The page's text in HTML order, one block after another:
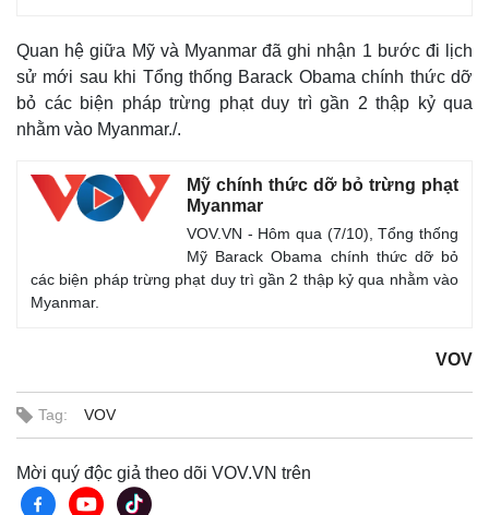
Thể thao
Thế giới thể thao
eSports
Ô tô - Xe máy
Ô tô
Xe máy
Tư vấn
Quan hệ giữa Mỹ và Myanmar đã ghi nhận 1 bước đi lịch
sử mới sau khi Tổng thống Barack Obama chính thức dỡ
bỏ các biện pháp trừng phạt duy trì gần 2 thập kỷ qua
nhằm vào Myanmar./.
Mỹ chính thức dỡ bỏ trừng phạt
Myanmar
VOV.VN - Hôm qua (7/10), Tổng thống
Mỹ Barack Obama chính thức dỡ bỏ
các biện pháp trừng phạt duy trì gần 2 thập kỷ qua nhằm vào
Myanmar.
VOV
Tag: VOV
Mời quý độc giả theo dõi VOV.VN trên